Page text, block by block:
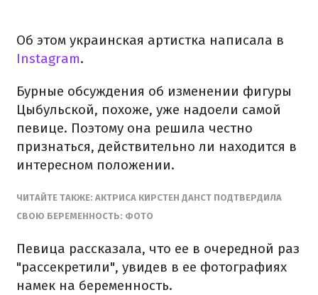
Об этом украинская артистка написала в
Instagram.
Бурные обсуждения об изменении фигуры
Цыбульской, похоже, уже надоели самой
певице. Поэтому она решила честно
признаться, действительно ли находится в
интересном положении.
ЧИТАЙТЕ ТАКЖЕ: АКТРИСА КИРСТЕН ДАНСТ ПОДТВЕРДИЛА
СВОЮ БЕРЕМЕННОСТЬ: ФОТО
Певица рассказала, что ее в очередной раз
"рассекретили", увидев в ее фотографиях
намек на беременность.